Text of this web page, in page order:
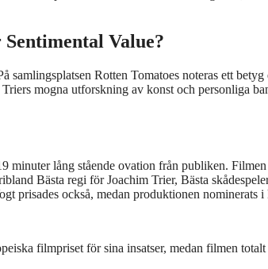
Value?
samlingsplatsen Rotten Tomatoes noteras ett
mogna utforskning av konst och personliga
minuter lång stående ovation från publiken.
Bästa regi för Joachim Trier, Bästa
prisades också, medan produktionen nominerats
filmpriset för sina insatser, medan filmen